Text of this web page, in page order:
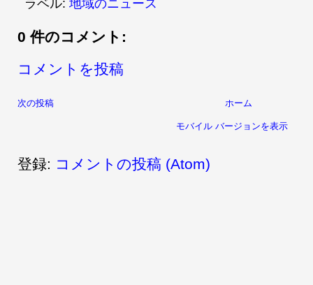
ラベル: 地域のニュース
0 件のコメント:
コメントを投稿
次の投稿 ホーム
モバイル バージョンを表示
登録: コメントの投稿 (Atom)